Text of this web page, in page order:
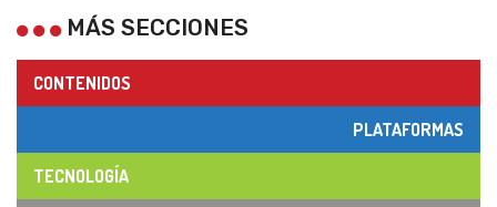
MÁS SECCIONES
CONTENIDOS
PLATAFORMAS
TECNOLOGÍA